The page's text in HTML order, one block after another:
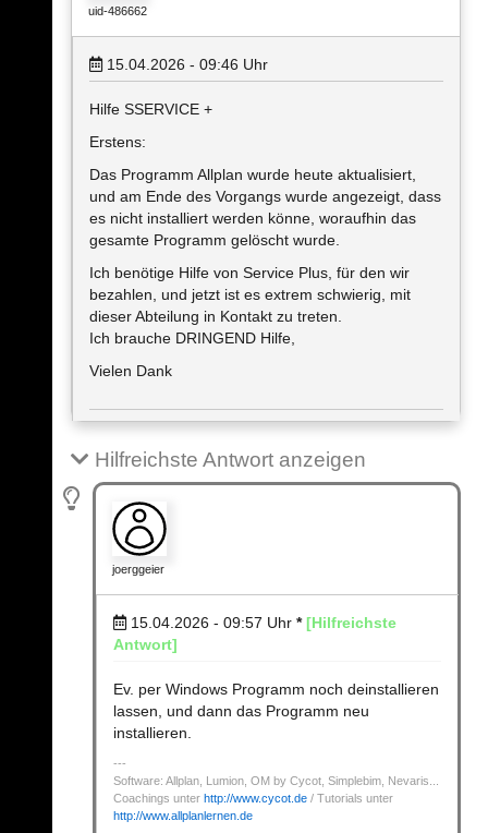
uid-486662
15.04.2026 - 09:46 Uhr
Hilfe SSERVICE +
Erstens:
Das Programm Allplan wurde heute aktualisiert,
und am Ende des Vorgangs wurde angezeigt, dass
es nicht installiert werden könne, woraufhin das
gesamte Programm gelöscht wurde.
Ich benötige Hilfe von Service Plus, für den wir
bezahlen, und jetzt ist es extrem schwierig, mit
dieser Abteilung in Kontakt zu treten.
Ich brauche DRINGEND Hilfe,
Vielen Dank
Hilfreichste Antwort anzeigen
joerggeier
15.04.2026 - 09:57 Uhr * [Hilfreichste
Antwort]
Ev. per Windows Programm noch deinstallieren
lassen, und dann das Programm neu
installieren.
Software: Allplan, Lumion, OM by Cycot, Simplebim, Nevaris...
Coachings unter http://www.cycot.de / Tutorials unter
http://www.allplanlernen.de